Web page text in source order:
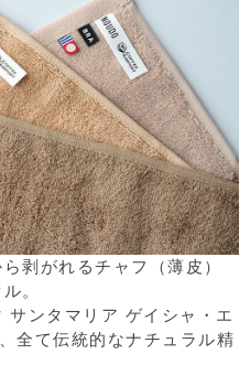
剥がれるチャフ（薄皮）
。
サンタマリア ゲイシャ・エ
全て伝統的なナチュラル精